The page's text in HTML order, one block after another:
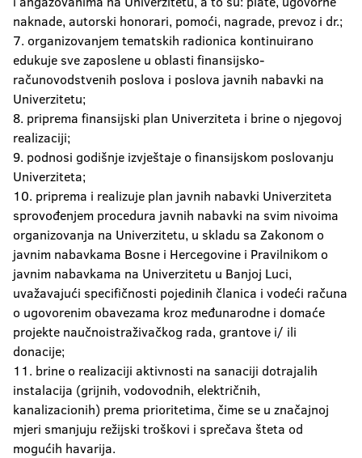
naknade, autorski honorari, pomoći, nagrade, prevoz i dr.;
7. organizovanjem tematskih radionica kontinuirano
edukuje sve zaposlene u oblasti finansijsko-
računovodstvenih poslova i poslova javnih nabavki na
Univerzitetu;
8. priprema finansijski plan Univerziteta i brine o njegovoj
realizaciji;
9. podnosi godišnje izvještaje o finansijskom poslovanju
Univerziteta;
10. priprema i realizuje plan javnih nabavki Univerziteta
sprovođenjem procedura javnih nabavki na svim nivoima
organizovanja na Univerzitetu, u skladu sa Zakonom o
javnim nabavkama Bosne i Hercegovine i Pravilnikom o
javnim nabavkama na Univerzitetu u Banjoj Luci,
uvažavajući specifičnosti pojedinih članica i vodeći računa
o ugovorenim obavezama kroz međunarodne i domaće
projekte naučnoistraživačkog rada, grantove i/ ili
donacije;
11. brine o realizaciji aktivnosti na sanaciji dotrajalih
instalacija (grijnih, vodovodnih, električnih,
kanalizacionih) prema prioritetima, čime se u značajnoj
mjeri smanjuju režijski troškovi i sprečava šteta od
mogućih havarija.